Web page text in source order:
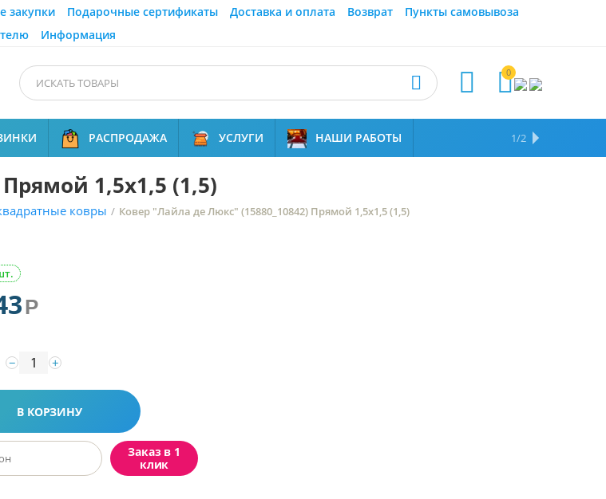
закупки Подарочные сертификаты Доставка и оплата Возврат
Пункты самовывоза
Информация
0



РАСПРОДАЖА УСЛУГИ НАШИ РАБОТЫ НАМ ДОВЕРЯЮТ
1/2
1,5х1,5 (1,5)
ковры / Ковер "Лайла де Люкс" (15880_10842) Прямой 1,5х1,5 (1,5)
Р
+
−
В КОРЗИНУ
Заказ в 1
клик